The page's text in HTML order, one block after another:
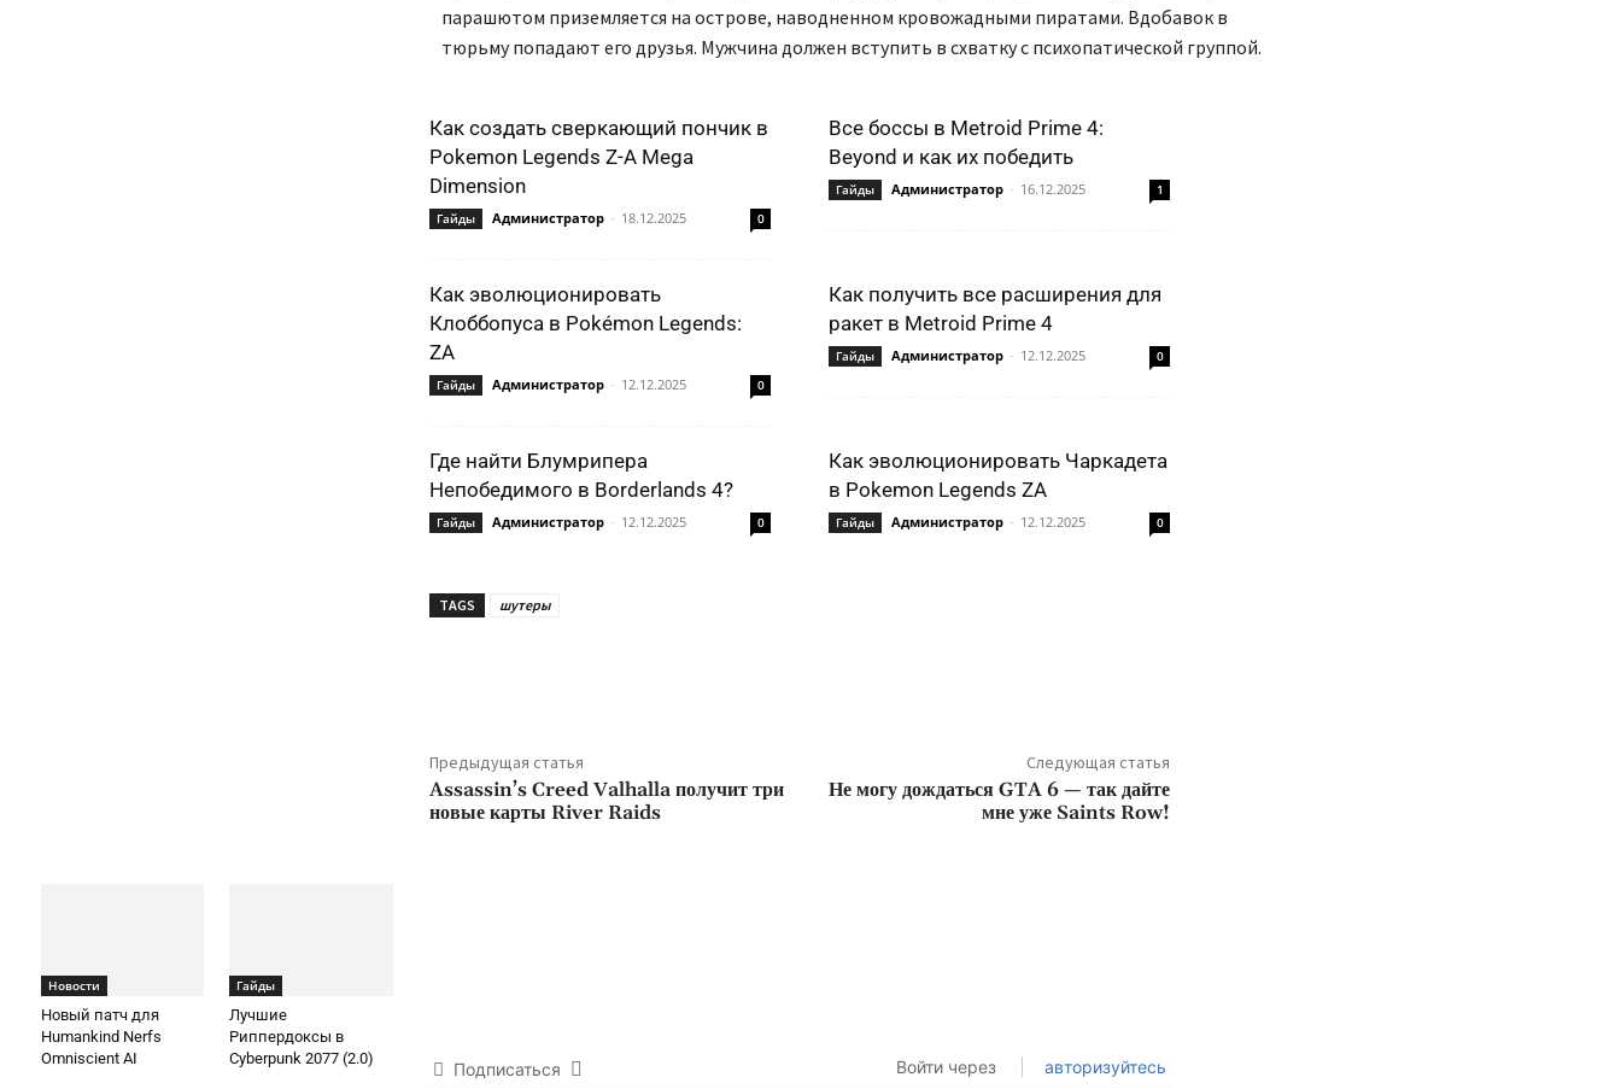
парашютом приземляется на острове, наводненном кровожадными пиратами. Вдобавок в
тюрьму попадают его друзья. Мужчина должен вступить в схватку с психопатической группой.
Как создать сверкающий пончик в
Pokemon Legends Z-A Mega
Dimension
Гайды Администратор - 18.12.2025 0
Все боссы в Metroid Prime 4:
Beyond и как их победить
Гайды Администратор - 16.12.2025 1
Как эволюционировать
Клоббопуса в Pokémon Legends:
ZA
Гайды Администратор - 12.12.2025 0
Как получить все расширения для
ракет в Metroid Prime 4
Гайды Администратор - 12.12.2025 0
Где найти Блумрипера
Непобедимого в Borderlands 4?
Гайды Администратор - 12.12.2025 0
Как эволюционировать Чаркадета
в Pokemon Legends ZA
Гайды Администратор - 12.12.2025 0
TAGS шутеры
Предыдущая статья
Assassin’s Creed Valhalla получит три
новые карты River Raids
Следующая статья
Не могу дождаться GTA 6 — так дайте
мне уже Saints Row!
Новости
Новый патч для
Humankind Nerfs
Omniscient AI
Гайды
Лучшие
Риппердоксы в
Cyberpunk 2077 (2.0)
Подписаться Войти через авторизуйтесь